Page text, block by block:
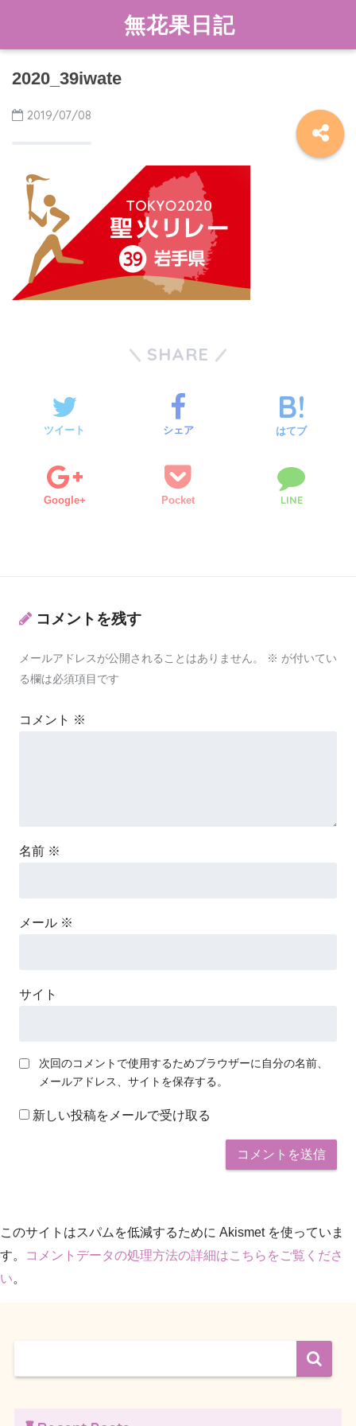
無花果日記
2020_39iwate
2019/07/08
SHARE
ツイート シェア はてブ
Google+ Pocket LINE
コメントを残す
メールアドレスが公開されることはありません。 ※ が付いてい
る欄は必須項目です
コメント ※
名前 ※
メール ※
サイト
次回のコメントで使用するためブラウザーに自分の名前、
メールアドレス、サイトを保存する。
新しい投稿をメールで受け取る
このサイトはスパムを低減するために Akismet を使っていま
す。
コメントデータの処理方法の詳細はこちらをご覧くださ
い。